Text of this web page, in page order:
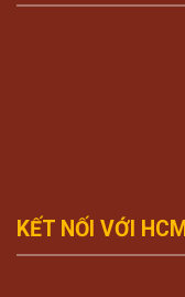
KẾT NỐI VỚI HCM